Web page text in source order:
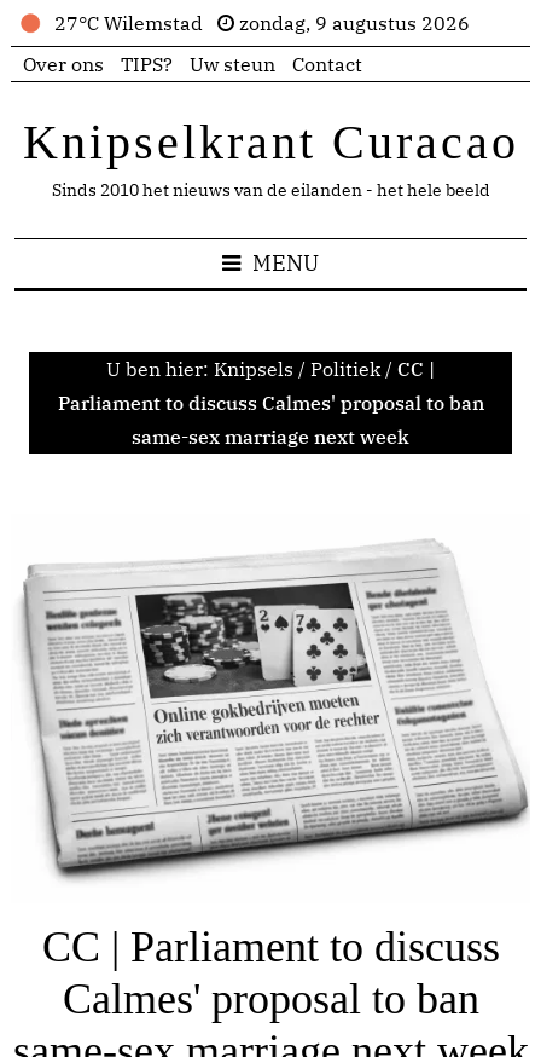
27°C Wilemstad
zondag, 9 augustus 2026
Over ons
TIPS? Uw steun Contact
Knipselkrant Curacao
Sinds 2010 het nieuws van de eilanden - het hele beeld
MENU
U ben hier: Knipsels / Politiek / CC |
Parliament to discuss Calmes' proposal to ban
same-sex marriage next week
CC | Parliament to discuss
Calmes' proposal to ban